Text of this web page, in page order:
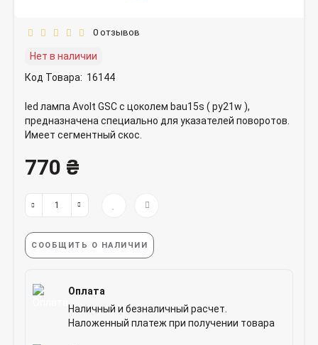
0 отзывов
Нет в наличии
Код Товара: 16144
led лампа Avolt GSC с цоколем bau15s ( py21w ),
предназначена специально для указателей поворотов.
Имеет сегментный скос.
770 ₴
СООБЩИТЬ О НАЛИЧИИ
Оплата
Наличный и безналичный расчет.
Наложенный платеж при получении товара